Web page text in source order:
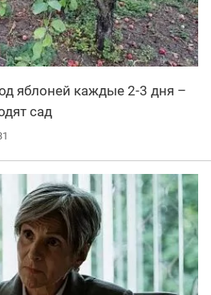
яблоней каждые 2-3 дня –
сад